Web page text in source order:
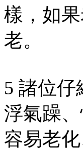
樣，如
老。
5 諸位
浮氣躁
容易老